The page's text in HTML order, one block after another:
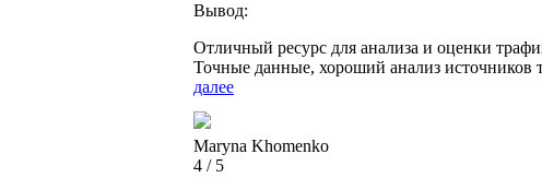
Вывод:
Отличный ресурс для анализа и оценки
Точные данные, хороший анализ источников
далее
Maryna Khomenko
4 / 5